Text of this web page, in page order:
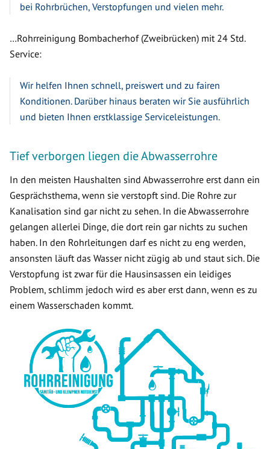
bei Rohrbrüchen, Verstopfungen und vielen mehr.
…Rohrreinigung Bombacherhof (Zweibrücken) mit 24 Std.
Service:
Wir helfen Ihnen schnell, preiswert und zu fairen
Konditionen. Darüber hinaus beraten wir Sie ausführlich
und bieten Ihnen erstklassige Serviceleistungen.
Tief verborgen liegen die Abwasserrohre
In den meisten Haushalten sind Abwasserrohre erst dann ein
Gesprächsthema, wenn sie verstopft sind. Die Rohre zur
Kanalisation sind gar nicht zu sehen. In die Abwasserrohre
gelangen allerlei Dinge, die dort rein gar nichts zu suchen
haben. In den Rohrleitungen darf es nicht zu eng werden,
ansonsten läuft das Wasser nicht zügig ab und staut sich. Die
Verstopfung ist zwar für die Hausinsassen ein leidiges
Problem, schlimm jedoch wird es aber erst dann, wenn es zu
einem Wasserschaden kommt.